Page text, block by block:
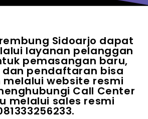
Sidoarjo dapat
layanan pelanggan
pemasangan baru,
pendaftaran bisa
melalui website resmi
Call Center
melalui sales resmi